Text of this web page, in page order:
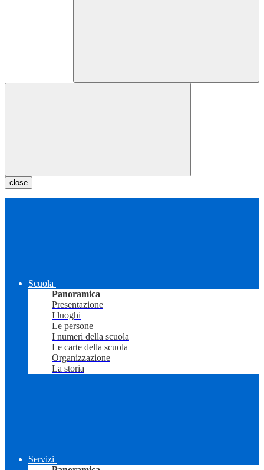
close
Scuola
Panoramica
Presentazione
I luoghi
Le persone
I numeri della scuola
Le carte della scuola
Organizzazione
La storia
Servizi